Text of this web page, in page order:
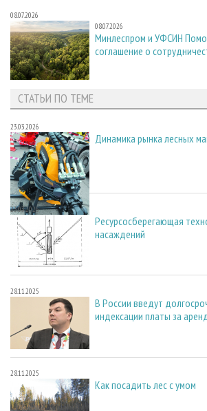
08.07.2026
08.07.2026
Минлеспром и УФСИН
соглашение о
СТАТЬИ ПО ТЕМЕ
23.03.2026
Динамика рынка лесных
23.03.2026
Ресурсосберегающая
насаждений
28.11.2025
В России введут
индексации платы за
28.11.2025
Как посадить лес с умом